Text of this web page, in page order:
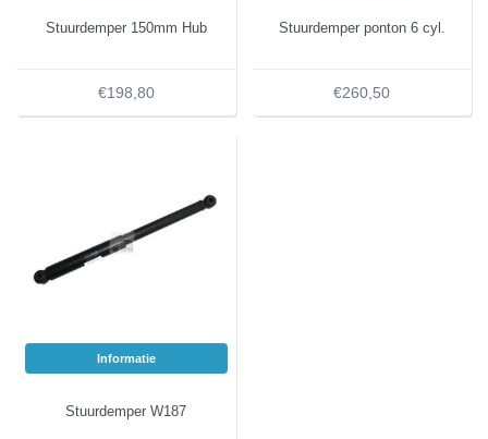
Stuurdemper 150mm Hub
€198,80
Stuurdemper ponton 6 cyl.
€260,50
Informatie
Stuurdemper W187